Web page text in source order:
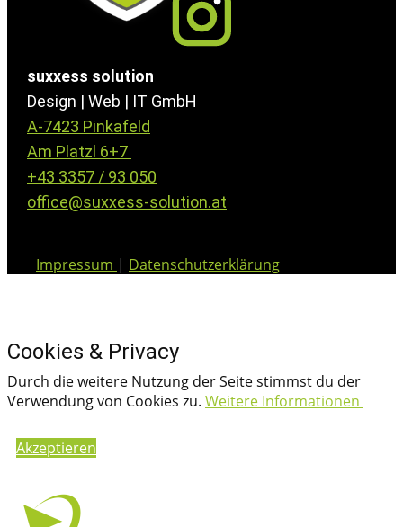
suxxess solution
Design | Web | IT GmbH
A-7423 Pinkafeld
Am Platzl 6+7
+43 3357 / 93 050
office@suxxess-solution.at
Impressum | Datenschutzerklärung
Cookies & Privacy
Durch die weitere Nutzung der Seite stimmst du der
Verwendung von Cookies zu. Weitere Informationen
Akzeptieren